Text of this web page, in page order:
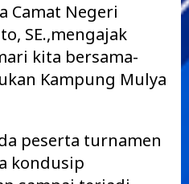
Camat Negeri
SE.,mengajak
kita bersama-
Kampung Mulya
peserta turnamen
kondusip